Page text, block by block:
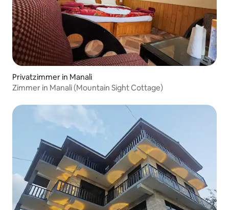
Privatzimmer in Manali
Zimmer in Manali (Mountain Sight Cottage)